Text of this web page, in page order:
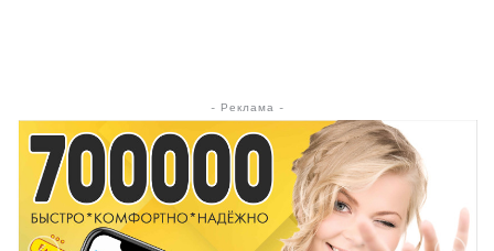
- Реклама -